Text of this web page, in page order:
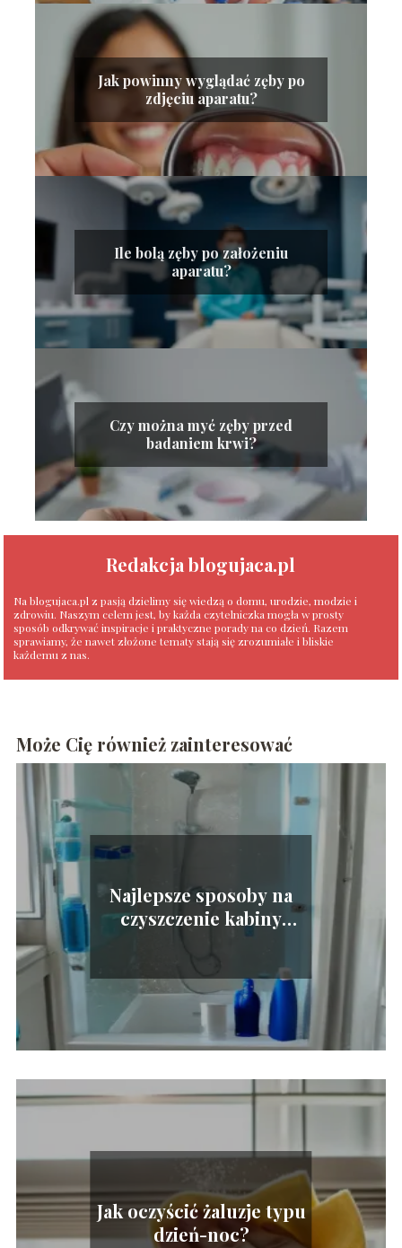
Jak powinny wyglądać zęby po
zdjęciu aparatu?
Ile bolą zęby po założeniu
aparatu?
Czy można myć zęby przed
badaniem krwi?
Redakcja blogujaca.pl
Na blogujaca.pl z pasją dzielimy się wiedzą o domu, urodzie, modzie i
zdrowiu. Naszym celem jest, by każda czytelniczka mogła w prosty
sposób odkrywać inspiracje i praktyczne porady na co dzień. Razem
sprawiamy, że nawet złożone tematy stają się zrozumiałe i bliskie
każdemu z nas.
Może Cię również zainteresować
Najlepsze sposoby na
czyszczenie kabiny
prysznicowej
Jak oczyścić żaluzje typu
dzień-noc?